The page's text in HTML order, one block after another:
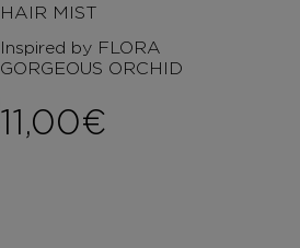
HAIR MIST
Inspired by FLORA
GORGEOUS ORCHID
11,00€